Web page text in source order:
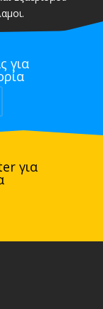
για
για